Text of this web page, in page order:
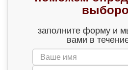
заполните форму и
вами в